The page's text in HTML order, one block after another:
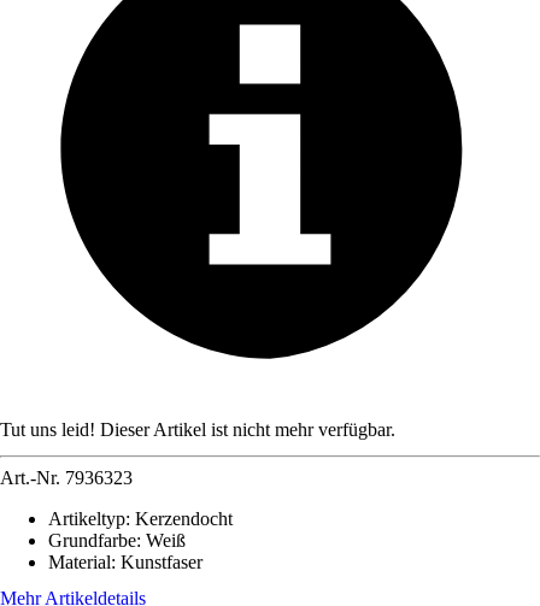
Tut uns leid! Dieser Artikel ist nicht mehr verfügbar.
Art.-Nr. 7936323
Artikeltyp: Kerzendocht
Grundfarbe: Weiß
Material: Kunstfaser
Mehr Artikeldetails